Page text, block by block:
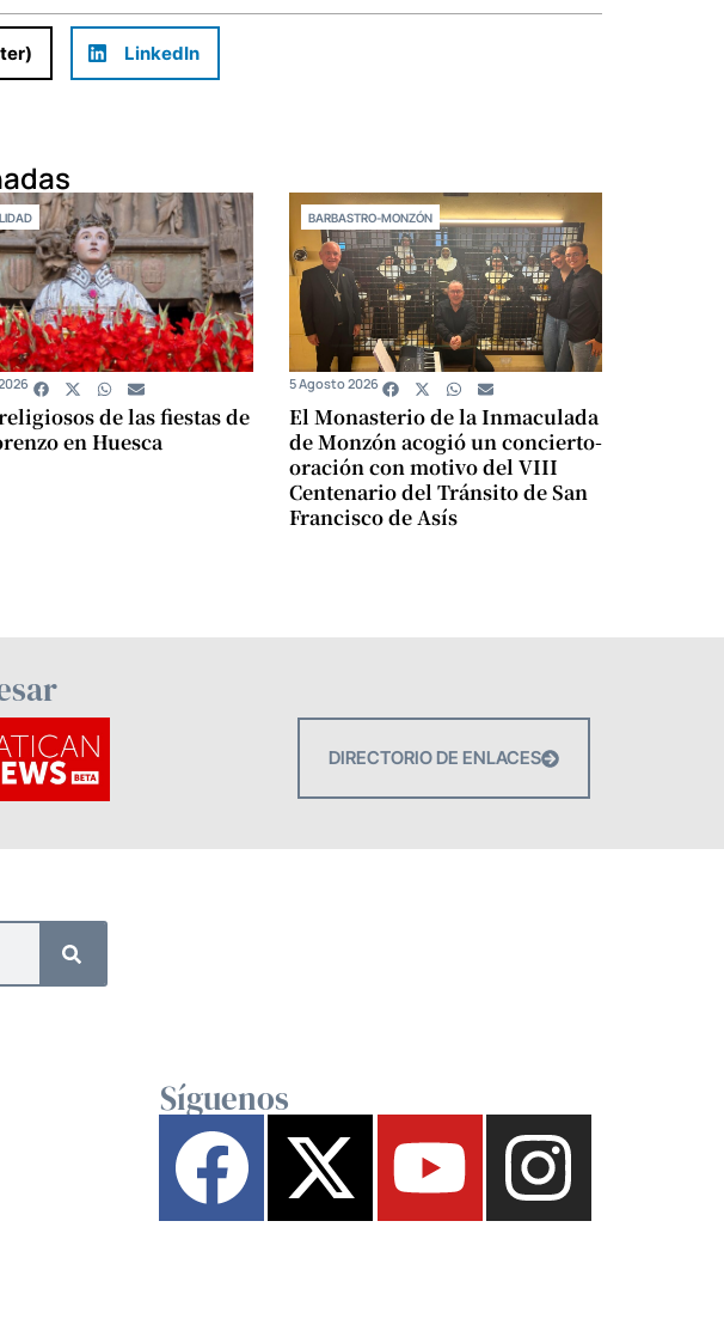
LinkedIn
de las fiestas de
en Huesca
BARBASTRO-MONZÓN
El Monasterio de la Inmaculada
de Monzón acogió un concierto-
oración con motivo del VIII
Centenario del Tránsito de San
Francisco de Asís
5 Agosto 2026
DIRECTORIO DE ENLACES
Síguenos